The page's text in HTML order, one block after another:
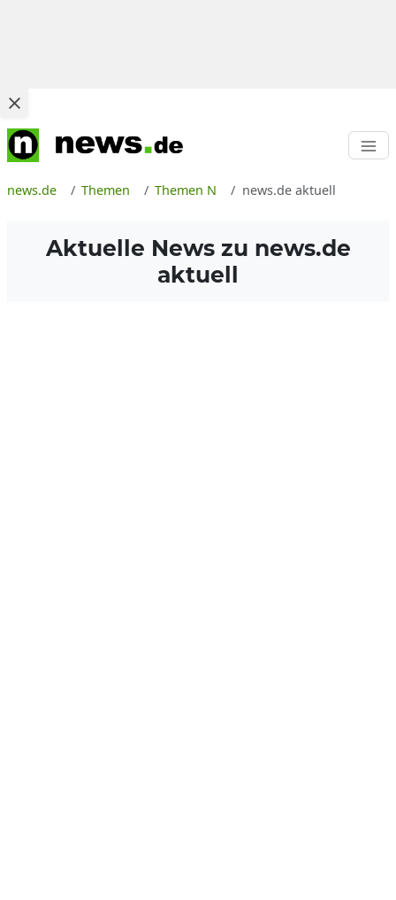
news.de Themen Themen N news.de aktuell
Aktuelle News zu news.de
aktuell